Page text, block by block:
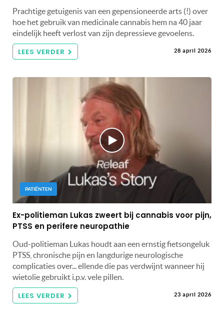
Prachtige getuigenis van een gepensioneerde arts (!) over
hoe het gebruik van medicinale cannabis hem na 40 jaar
eindelijk heeft verlost van zijn depressieve gevoelens.
LEES VERDER 28 april 2026
PATIËNTEN
Ex-politieman Lukas zweert bij cannabis voor pijn,
PTSS en perifere neuropathie
Oud-politieman Lukas houdt aan een ernstig fietsongeluk
PTSS, chronische pijn en langdurige neurologische
complicaties over... ellende die pas verdwijnt wanneer hij
wietolie gebruikt i.p.v. vele pillen.
LEES VERDER 23 april 2026